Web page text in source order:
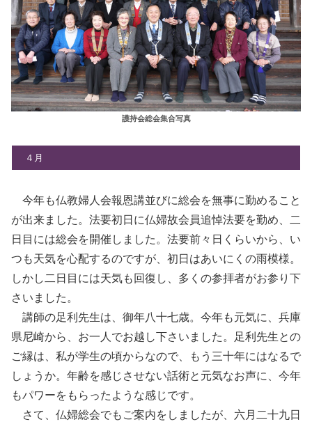
護持会総会集合写真
４月
今年も仏教婦人会報恩講並びに総会を無事に勤めること
が出来ました。法要初日に仏婦故会員追悼法要を勤め、二
日目には総会を開催しました。法要前々日くらいから、い
つも天気を心配するのですが、初日はあいにくの雨模様。
しかし二日目には天気も回復し、多くの参拝者がお参り下
さいました。
講師の足利先生は、御年八十七歳。今年も元気に、兵庫
県尼崎から、お一人でお越し下さいました。足利先生との
ご縁は、私が学生の頃からなので、もう三十年にはなるで
しょうか。年齢を感じさせない話術と元気なお声に、今年
もパワーをもらったような感じです。
さて、仏婦総会でもご案内をしましたが、六月二十九日